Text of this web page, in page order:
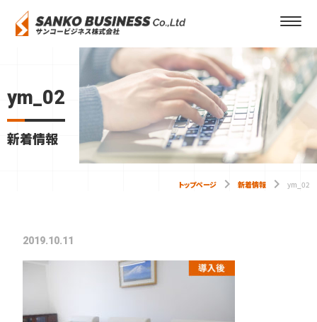
ym_02
新着情報
トップページ keyboard_arrow_right 新着情報 keyboard_arrow_right ym_02
2019.10.11